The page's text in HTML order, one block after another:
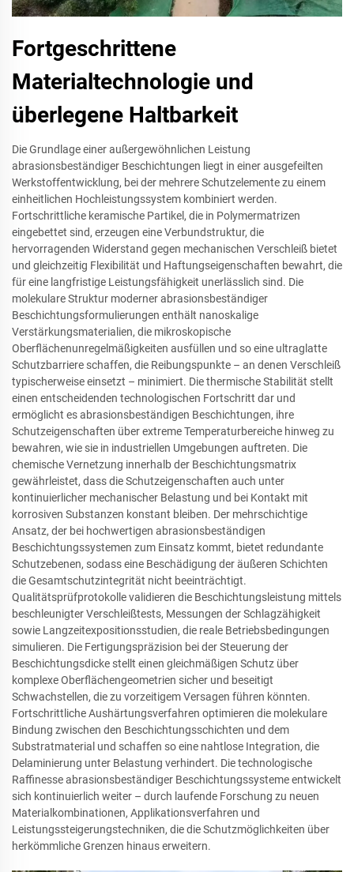
Fortgeschrittene
Materialtechnologie und
überlegene Haltbarkeit
Die Grundlage einer außergewöhnlichen Leistung
abrasionsbeständiger Beschichtungen liegt in einer ausgefeilten
Werkstoffentwicklung, bei der mehrere Schutzelemente zu einem
einheitlichen Hochleistungssystem kombiniert werden.
Fortschrittliche keramische Partikel, die in Polymermatrizen
eingebettet sind, erzeugen eine Verbundstruktur, die
hervorragenden Widerstand gegen mechanischen Verschleiß bietet
und gleichzeitig Flexibilität und Haftungseigenschaften bewahrt, die
für eine langfristige Leistungsfähigkeit unerlässlich sind. Die
molekulare Struktur moderner abrasionsbeständiger
Beschichtungsformulierungen enthält nanoskalige
Verstärkungsmaterialien, die mikroskopische
Oberflächenunregelmäßigkeiten ausfüllen und so eine ultraglatte
Schutzbarriere schaffen, die Reibungspunkte – an denen Verschleiß
typischerweise einsetzt – minimiert. Die thermische Stabilität stellt
einen entscheidenden technologischen Fortschritt dar und
ermöglicht es abrasionsbeständigen Beschichtungen, ihre
Schutzeigenschaften über extreme Temperaturbereiche hinweg zu
bewahren, wie sie in industriellen Umgebungen auftreten. Die
chemische Vernetzung innerhalb der Beschichtungsmatrix
gewährleistet, dass die Schutzeigenschaften auch unter
kontinuierlicher mechanischer Belastung und bei Kontakt mit
korrosiven Substanzen konstant bleiben. Der mehrschichtige
Ansatz, der bei hochwertigen abrasionsbeständigen
Beschichtungssystemen zum Einsatz kommt, bietet redundante
Schutzebenen, sodass eine Beschädigung der äußeren Schichten
die Gesamtschutzintegrität nicht beeinträchtigt.
Qualitätsprüfprotokolle validieren die Beschichtungsleistung mittels
beschleunigter Verschleißtests, Messungen der Schlagzähigkeit
sowie Langzeitexpositionsstudien, die reale Betriebsbedingungen
simulieren. Die Fertigungspräzision bei der Steuerung der
Beschichtungsdicke stellt einen gleichmäßigen Schutz über
komplexe Oberflächengeometrien sicher und beseitigt
Schwachstellen, die zu vorzeitigem Versagen führen könnten.
Fortschrittliche Aushärtungsverfahren optimieren die molekulare
Bindung zwischen den Beschichtungsschichten und dem
Substratmaterial und schaffen so eine nahtlose Integration, die
Delaminierung unter Belastung verhindert. Die technologische
Raffinesse abrasionsbeständiger Beschichtungssysteme entwickelt
sich kontinuierlich weiter – durch laufende Forschung zu neuen
Materialkombinationen, Applikationsverfahren und
Leistungssteigerungstechniken, die die Schutzmöglichkeiten über
herkömmliche Grenzen hinaus erweitern.